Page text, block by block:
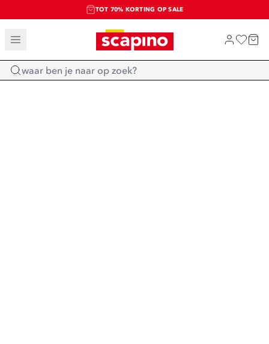
TOT 70% KORTING OP SALE
SALE: LAATSTE KANS!
SHOP NIEUW
Home